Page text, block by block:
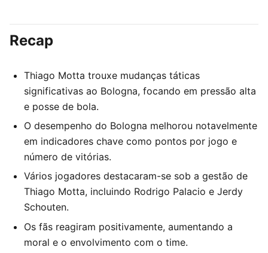
Recap
Thiago Motta trouxe mudanças táticas
significativas ao Bologna, focando em pressão alta
e posse de bola.
O desempenho do Bologna melhorou notavelmente
em indicadores chave como pontos por jogo e
número de vitórias.
Vários jogadores destacaram-se sob a gestão de
Thiago Motta, incluindo Rodrigo Palacio e Jerdy
Schouten.
Os fãs reagiram positivamente, aumentando a
moral e o envolvimento com o time.